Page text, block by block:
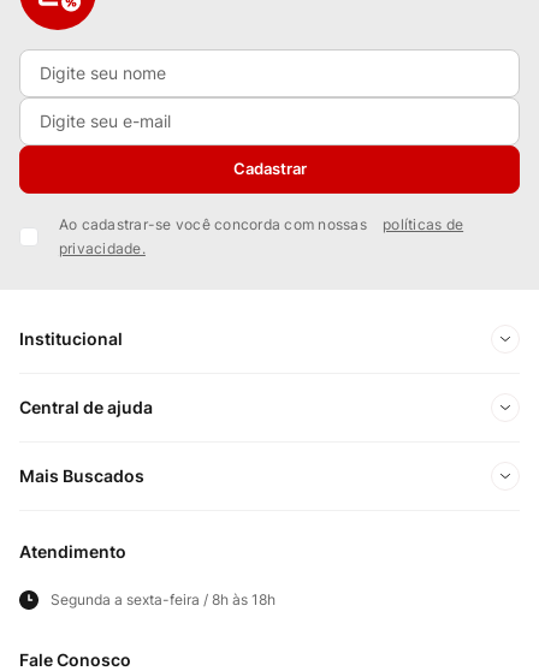
Cadastrar
Ao cadastrar-se você concorda com nossas
políticas de
privacidade.
Institucional
Sobre Nós
Privacidade e Segurança
Panfletos lojas físicas
Central de ajuda
Minha conta
Acompanhe seu pedido
Frete e Entregas
Troca e Devoluções
Mais Buscados
Atendimento
Segunda a sexta-feira / 8h às 18h
Fale Conosco